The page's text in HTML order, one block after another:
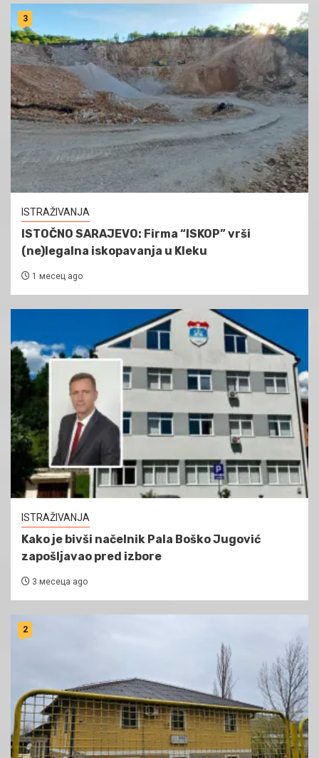
3
ISTRAŽIVANJA
ISTOČNO SARAJEVO: Firma “ISKOP” vrši
(ne)legalna iskopavanja u Kleku
1 месец ago
ISTRAŽIVANJA
Kako je bivši načelnik Pala Boško Jugović
zapošljavao pred izbore
3 месеца ago
2